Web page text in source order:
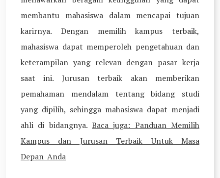
membantu mahasiswa dalam mencapai tujuan
karirnya. Dengan memilih kampus terbaik,
mahasiswa dapat memperoleh pengetahuan dan
keterampilan yang relevan dengan pasar kerja
saat ini. Jurusan terbaik akan memberikan
pemahaman mendalam tentang bidang studi
yang dipilih, sehingga mahasiswa dapat menjadi
ahli di bidangnya. Baca juga: Panduan Memilih
Kampus dan Jurusan Terbaik Untuk Masa
Depan Anda